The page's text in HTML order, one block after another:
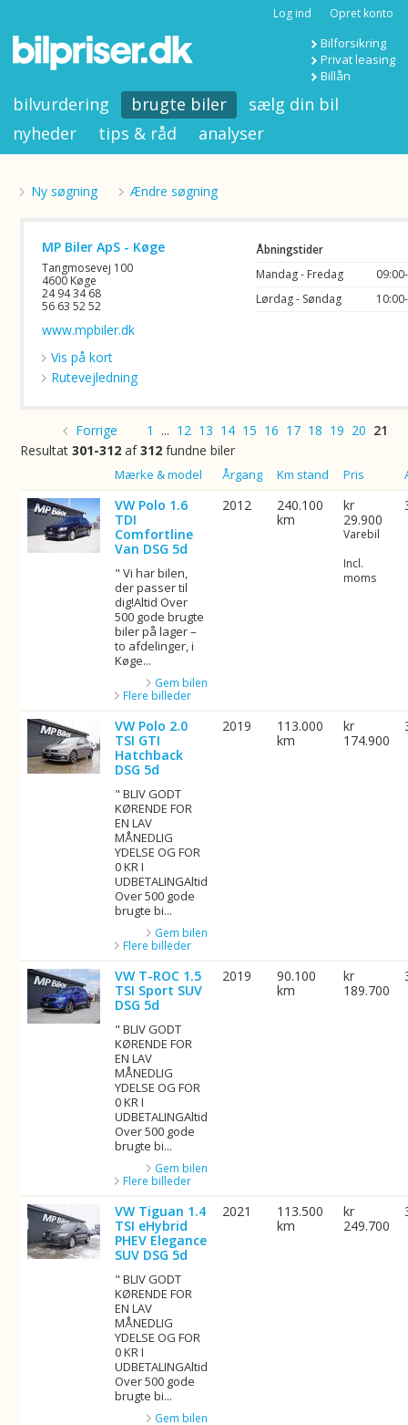
Log ind Opret konto
Bilforsikring
Privat leasing
Billån
bilvurdering brugte biler
sælg din bil
nyheder
tips & råd analyser
Ny søgning Ændre søgning
MP Biler ApS - Køge
Tangmosevej 100
4600 Køge
24 94 34 68
56 63 52 52
www.mpbiler.dk
Vis på kort
Rutevejledning
Åbningstider
Mandag - Fredag
Lørdag - Søndag
Forrige 1 ... 12 13 14 15 16 17 18 19 20 21
Resultat301-312 af312 fundne biler
Mærke & model Årgang Km stand Pris
VW Polo 1.6
TDI
Comfortline
Van DSG 5d
" Vi har bilen,
der passer til
dig!Altid Over
500 gode brugte
biler på lager –
to afdelinger, i
Køge...
Gem bilen
Flere billeder
2012
240.100
km
kr
29.900
Varebil
Incl.
moms
VW Polo 2.0
TSI GTI
Hatchback
DSG 5d
" BLIV GODT
KØRENDE FOR
EN LAV
MÅNEDLIG
YDELSE OG FOR
0 KR I
UDBETALINGAltid
Over 500 gode
brugte bi...
Gem bilen
Flere billeder
2019
113.000
km
kr
174.900
VW T-ROC 1.5
TSI Sport SUV
DSG 5d
" BLIV GODT
KØRENDE FOR
EN LAV
MÅNEDLIG
YDELSE OG FOR
0 KR I
UDBETALINGAltid
Over 500 gode
brugte bi...
Gem bilen
Flere billeder
2019
90.100
km
kr
189.700
VW Tiguan 1.4
TSI eHybrid
PHEV Elegance
SUV DSG 5d
" BLIV GODT
KØRENDE FOR
EN LAV
MÅNEDLIG
YDELSE OG FOR
0 KR I
UDBETALINGAltid
Over 500 gode
brugte bi...
Gem bilen
2021
113.500
km
kr
249.700